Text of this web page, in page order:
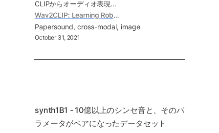
CLIPからオーディオ表現を抽出する手法であるWav2CLIPを提案。オーディオ分類・検索タスクで良好な結果を残す
Wav2CLIP: Learning Robust Audio Representations From CLIP, Andrey Guzhov, Federico Raue, Jörn Hees, Andreas Dengel (2021)
Papersound cross-modal image
October 31, 2021
synth1B1 - 10億以上のシンセ音と、そのパ
ラメータがペアになったデータセット